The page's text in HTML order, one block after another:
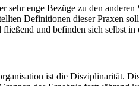
enge Bezüge zu den
Definitionen dieser Praxen
und befinden sich selbst
ist die Disziplinarität.